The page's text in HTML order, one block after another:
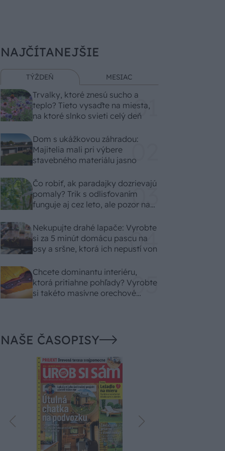
NAJČÍTANEJŠIE
TÝŽDEŇ MESIAC
Trvalky, ktoré znesú sucho a
teplo? Tieto vysaďte na miesta,
na ktoré slnko svieti celý deň
Dom s ukážkovou záhradou:
Majitelia mali pri výbere
stavebného materiálu jasno
Čo robiť, ak paradajky dozrievajú
pomaly? Trik s odlisťovaním
funguje aj cez leto, ale pozor na
Nekupujte drahé lapače: Vyrobte
si za 5 minút domácu pascu na
osy a sršne, ktorá ich nepustí von
Chcete dominantu interiéru,
ktorá pritiahne pohľady? Vyrobte
si takéto masívne orechové
NAŠE ČASOPISY